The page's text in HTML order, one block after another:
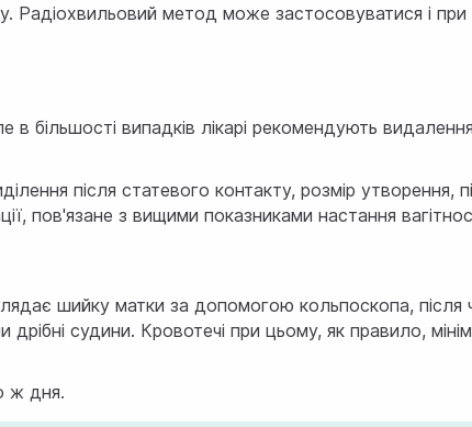
метод може застосовуватися і при
більшості випадків лікарі рекомендують
після статевого контакту, розмір утворення,
пов'язане з вищими показниками настання
шийку матки за допомогою кольпоскопа, після
судини. Кровотечі при цьому, як правило,
ж дня.